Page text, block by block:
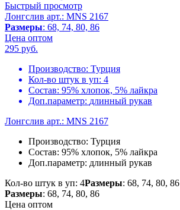
Быстрый просмотр
Лонгслив арт.: MNS 2167
Размеры: 68, 74, 80, 86
Цена оптом
295 руб.
Производство: Турция
Кол-во штук в уп: 4
Состав: 95% хлопок, 5% лайкра
Доп.параметр: длинный рукав
Лонгслив арт.: MNS 2167
Производство: Турция
Состав: 95% хлопок, 5% лайкра
Доп.параметр: длинный рукав
Кол-во штук в уп: 4Размеры: 68, 74, 80, 86
Размеры: 68, 74, 80, 86
Цена оптом